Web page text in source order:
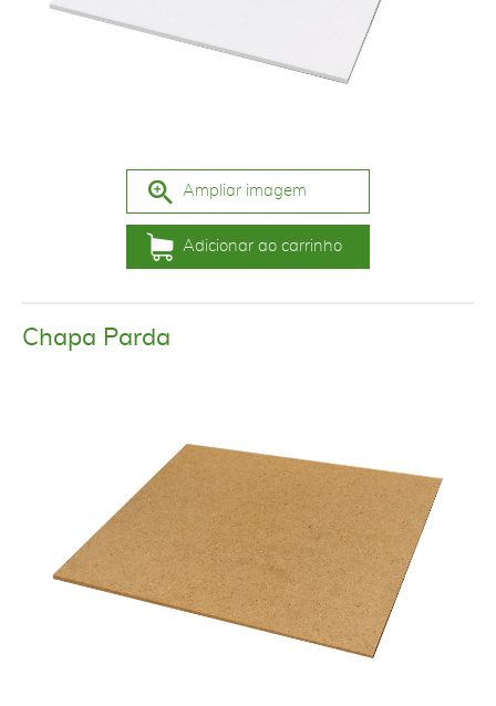
Ampliar imagem
Adicionar ao carrinho
Chapa Parda